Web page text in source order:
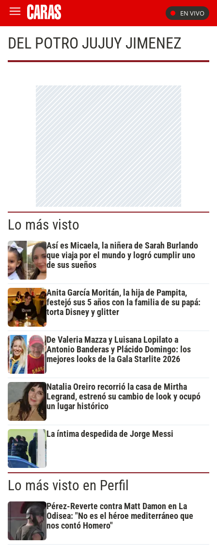
EN VIVO
DEL POTRO JUJUY JIMENEZ
Lo más visto
Así es Micaela, la niñera de Sarah Burlando
que viaja por el mundo y logró cumplir uno
de sus sueños
Anita García Moritán, la hija de Pampita,
festejó sus 5 años con la familia de su papá:
torta Disney y glitter
De Valeria Mazza y Luisana Lopilato a
Antonio Banderas y Plácido Domingo: los
mejores looks de la Gala Starlite 2026
Natalia Oreiro recorrió la casa de Mirtha
Legrand, estrenó su cambio de look y ocupó
un lugar histórico
La íntima despedida de Jorge Messi
Lo más visto en Perfil
Pérez-Reverte contra Matt Damon en La
Odisea: "No es el héroe mediterráneo que
nos contó Homero"